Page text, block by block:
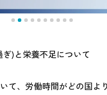
)と栄養不足について
て、労働時間がどの国よ